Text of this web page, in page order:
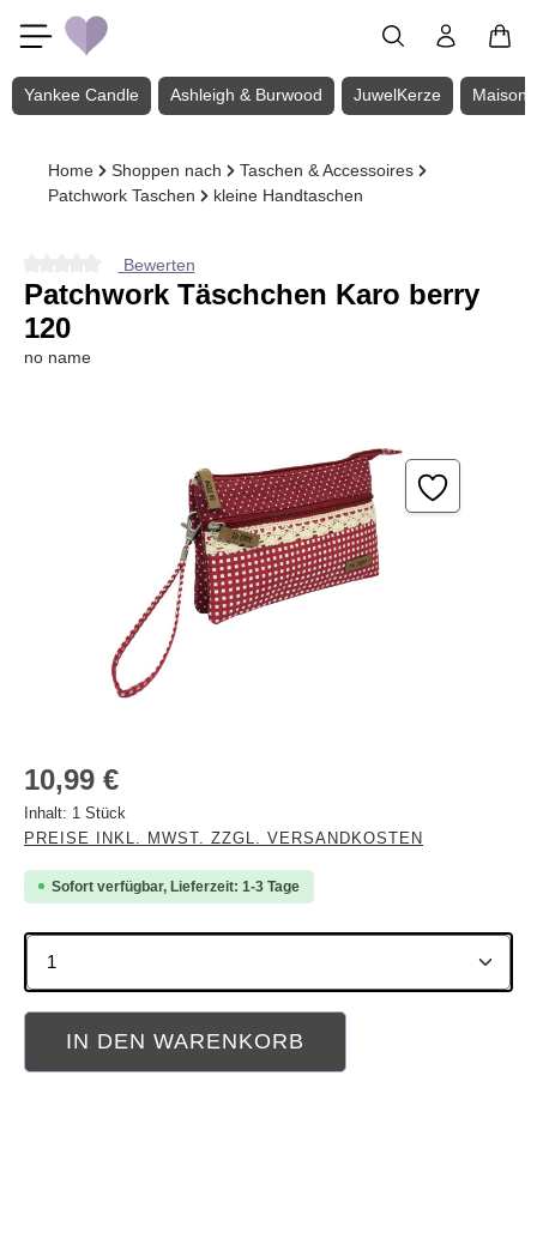
Zum Hauptinhalt springen
Yankee Candle Ashleigh & Burwood JuwelKerze Maison
Home Shoppen nach
Taschen & Accessoires
Patchwork Taschen
kleine Handtaschen
Durchschnittliche Bewertung von 0 von 5 Sternen
Bewerten
Patchwork Täschchen Karo berry
120
no name
Regulärer Preis:
10,99 €
Inhalt: 1 Stück
PREISE INKL. MWST. ZZGL. VERSANDKOSTEN
Sofort verfügbar, Lieferzeit: 1-3 Tage
Produkt Anzahl: Gib den gewünschten Wert ein
IN DEN WARENKORB